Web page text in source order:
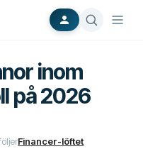
inom
på 2026
Financer-löftet